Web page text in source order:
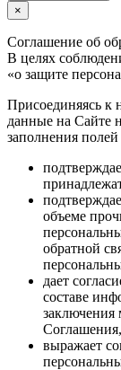
×
Соглашение об
В целях
«о защите
Присоединяясь к
данные на Сайте
заполнения
объеме
обратной
дает
составе
выражает